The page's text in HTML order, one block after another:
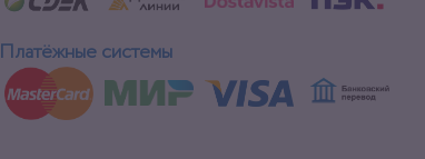
Платёжные системы